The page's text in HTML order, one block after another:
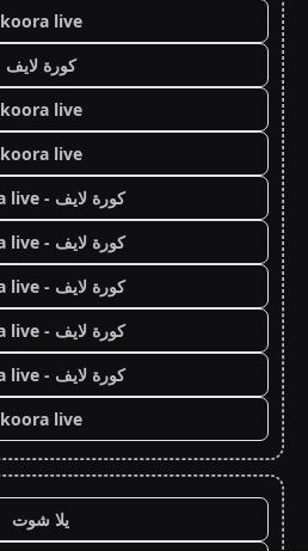
koora live
كورة لايف
koora live
koora live
كورة لايف - koora live
كورة لايف - koora live
كورة لايف - koora live
كورة لايف - koora live
كورة لايف - koora live
koora live
يلا شوت